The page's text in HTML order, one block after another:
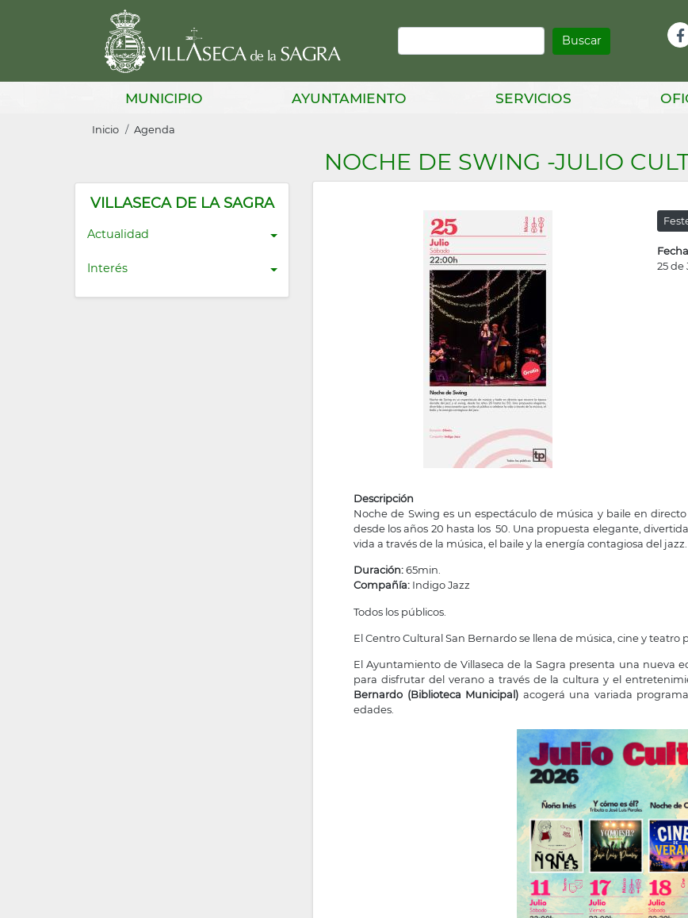
Buscar
MUNICIPIO AYUNTAMIENTO SERVICIOS
Sobrescribir
de
ayuda
a
la
Inicio Agenda
VILLASECA DE LA SAGRA
Actualidad
Interés
NOCHE DE SWING -JULIO
25 de
Descripción
Noche de Swing es un espectáculo de música y baile en
desde los años 20 hasta los 50. Una propuesta elegante,
vida a través de la música, el baile y la energía contagiosa del jazz.
Duración:65min.
Compañía: Indigo Jazz
Todos los públicos.
El Centro Cultural San Bernardo se llena de música, cine y teatro
El Ayuntamiento de Villaseca de la Sagra presenta una nueva
para disfrutar del verano a través de la cultura y el
Bernardo (Biblioteca Municipal) acogerá una variada
edades.